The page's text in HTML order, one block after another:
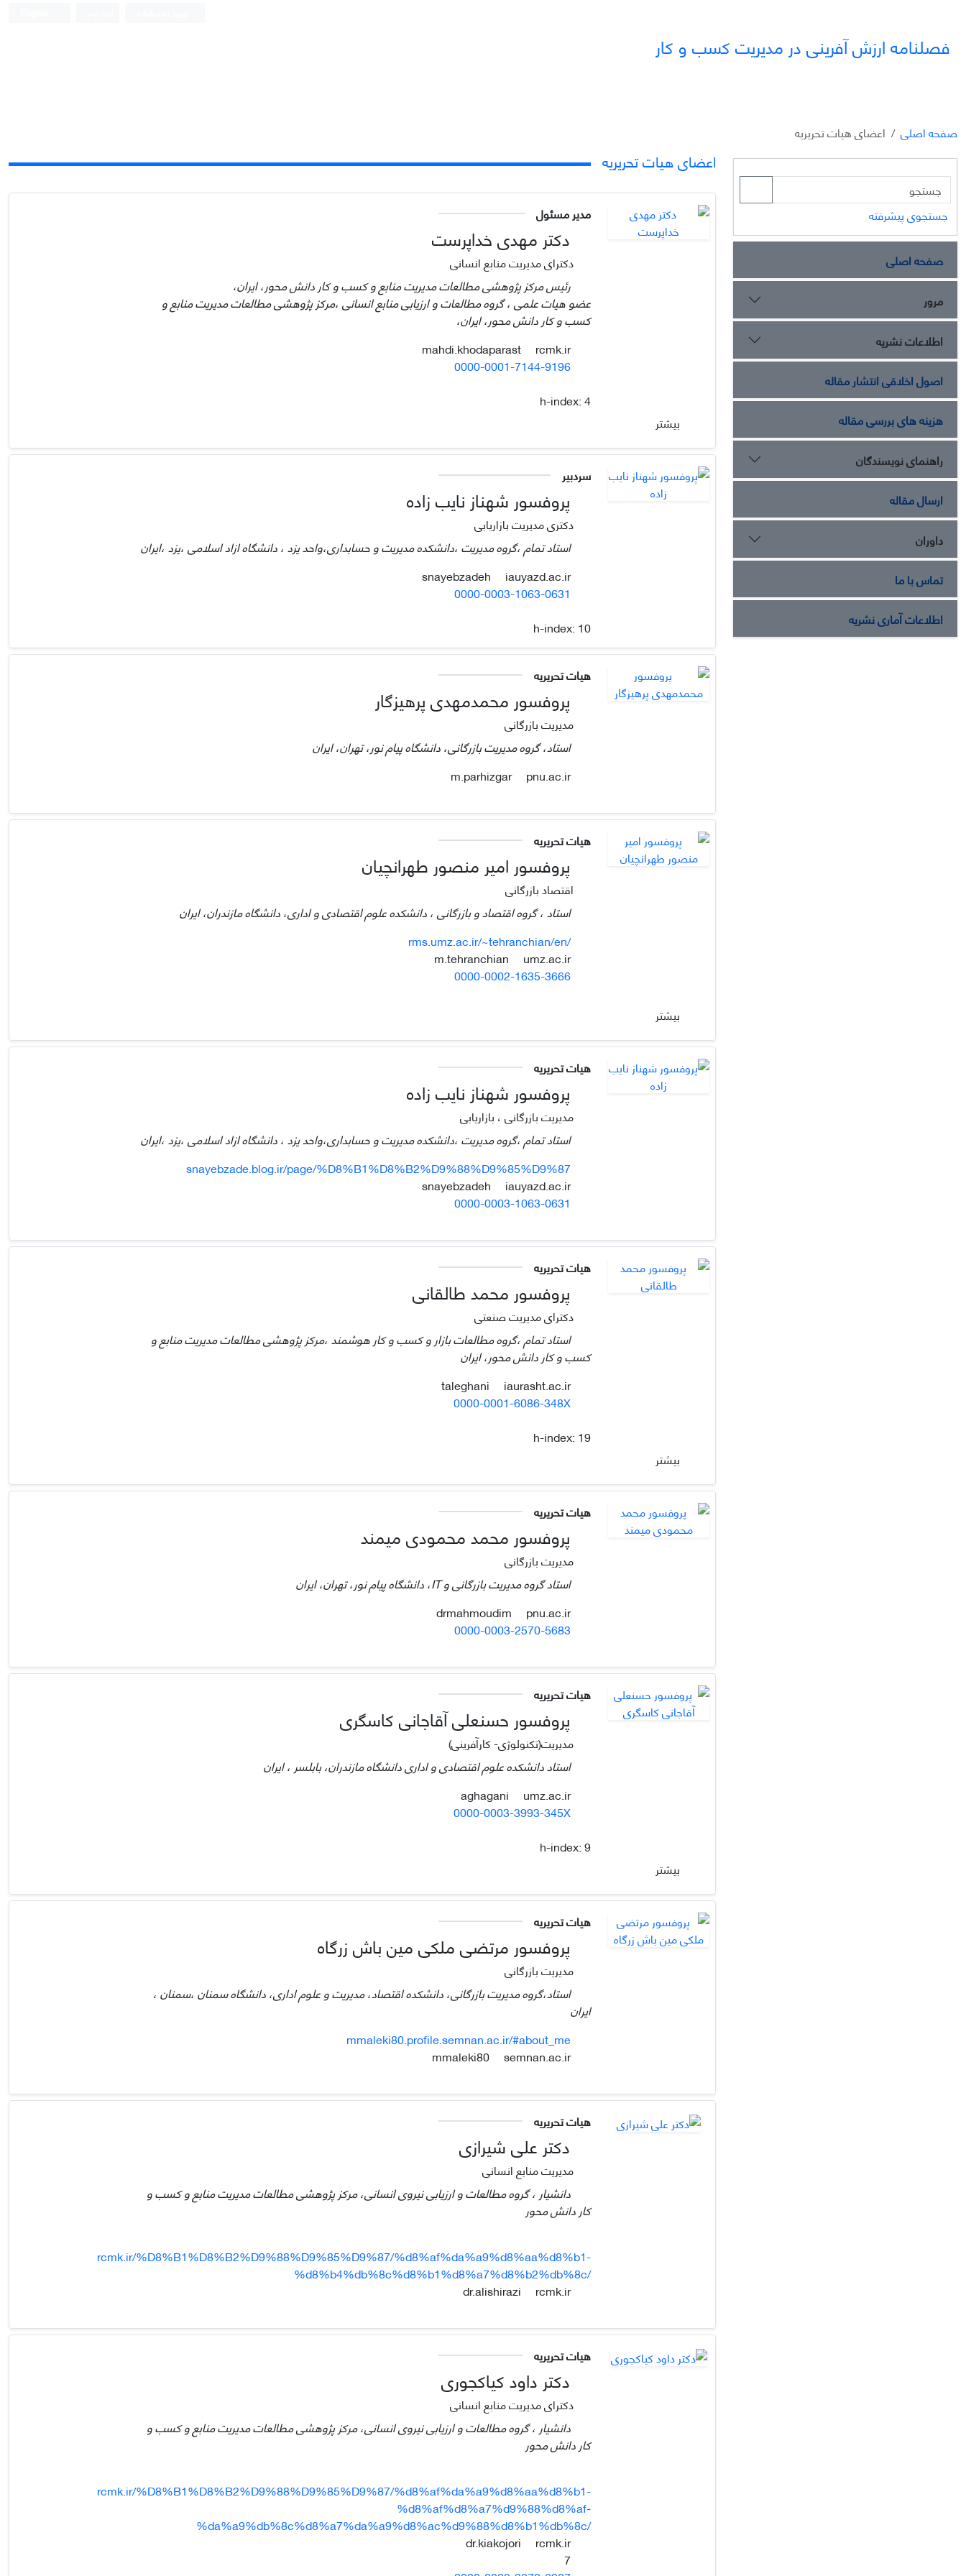
فصلنامه ارزش آفرینی در مدیریت کسب و کار
صفحه اصلی اعضای هیات تحریریه
جستجوی پیشرفته
صفحه اصلی
مرور
اطلاعات نشریه
اصول اخلاقی انتشار مقاله
هزینه های بررسی مقاله
راهنمای نویسندگان
ارسال مقاله
داوران
تماس با ما
اطلاعات آماری نشریه
اعضای هیات تحریریه
مدیر مسئول
دکتر مهدی خداپرست
دکترای مدیریت منابع انسانی
رئیس مرکز پژوهشی مطالعات مدیریت منابع و کسب و کار دانش محور، ایران،
عضو هیات علمی ، گروه مطالعات و ارزیابی منابع انسانی ،مرکز پژوهشی مطالعات مدیریت منابع و
کسب و کار دانش محور، ایران،
mahdi.khodaparast
rcmk.ir
0000-0001-7144-9196
h-index:4
بیشتر
سردبیر
پروفسور شهناز نایب زاده
دکتری مدیریت بازاریابی
استاد تمام ،گروه مدیریت ،دانشکده مدیریت و حسابداری،واحد یزد ، دانشگاه ازاد اسلامی ،یزد ،ایران
snayebzadeh
iauyazd.ac.ir
0000-0003-1063-0631
h-index:10
هیات تحریریه
پروفسور محمدمهدی پرهیزگار
مدیریت بازرگانی
استاد، گروه مدیریت بازرگانی، دانشگاه پیام نور، تهران، ایران
m.parhizgar
pnu.ac.ir
هیات تحریریه
پروفسور امیر منصور طهرانچیان
اقتصاد بازرگانی
استاد ، گروه اقتصاد و بازرگانی ، دانشکده علوم اقتصادی و اداری، دانشگاه مازندران، ایران
rms.umz.ac.ir/~tehranchian/en/
m.tehranchian
umz.ac.ir
0000-0002-1635-3666
بیشتر
هیات تحریریه
پروفسور شهناز نایب زاده
مدیریت بازرگانی ، بازاریابی
استاد تمام ،گروه مدیریت ،دانشکده مدیریت و حسابداری،واحد یزد ، دانشگاه ازاد اسلامی ،یزد ،ایران
snayebzade.blog.ir/page/%D8%B1%D8%B2%D9%88%D9%85%D9%87
snayebzadeh
iauyazd.ac.ir
0000-0003-1063-0631
هیات تحریریه
پروفسور محمد طالقانی
دکترای مدیریت صنعتی
استاد تمام ،گروه مطالعات بازار و کسب و کار هوشمند ،مرکز پژوهشی مطالعات مدیریت منابع و
کسب و کار دانش محور، ایران
taleghani
iaurasht.ac.ir
0000-0001-6086-348X
h-index:19
بیشتر
هیات تحریریه
پروفسور محمد محمودی میمند
مدیریت بازرگانی
استاد گروه مدیریت بازرگانی و IT، دانشگاه پیام نور، تهران، ایران
drmahmoudim
pnu.ac.ir
0000-0003-2570-5683
هیات تحریریه
پروفسور حسنعلی آقاجانی کاسگری
مدیریت(تکنولوژی- کارآفرینی)
استاد دانشکده علوم اقتصادی و اداری دانشگاه مازندران، بابلسر ، ایران
aghagani
umz.ac.ir
0000-0003-3993-345X
h-index:9
بیشتر
هیات تحریریه
پروفسور مرتضی ملکی مین باش زرگاه
مدیریت بازرگانی
استاد،گروه مدیریت بازرگانی، دانشکده اقتصاد، مدیریت و علوم اداری، دانشگاه سمنان ،سمنان ،
ایران
mmaleki80.profile.semnan.ac.ir/#about_me
mmaleki80
semnan.ac.ir
هیات تحریریه
دکتر علی شیرازی
مدیریت منابع انسانی
دانشیار ، گروه مطالعات و ارزیابی نیروی انسانی، مرکز پژوهشی مطالعات مدیریت منابع و کسب و
کار دانش محور
rcmk.ir/%D8%B1%D8%B2%D9%88%D9%85%D9%87/%d8%af%da%a9%d8%aa%d8%b1-
%d8%b4%db%8c%d8%b1%d8%a7%d8%b2%db%8c/
dr.alishirazi
rcmk.ir
هیات تحریریه
دکتر داود کیاکجوری
دکترای مدیریت منابع انسانی
دانشیار ، گروه مطالعات و ارزیابی نیروی انسانی، مرکز پژوهشی مطالعات مدیریت منابع و کسب و
کار دانش محور
rcmk.ir/%D8%B1%D8%B2%D9%88%D9%85%D9%87/%d8%af%da%a9%d8%aa%d8%b1-
%d8%af%d8%a7%d9%88%d8%af-
%da%a9%db%8c%d8%a7%da%a9%d8%ac%d9%88%d8%b1%db%8c/
dr.kiakojori
rcmk.ir